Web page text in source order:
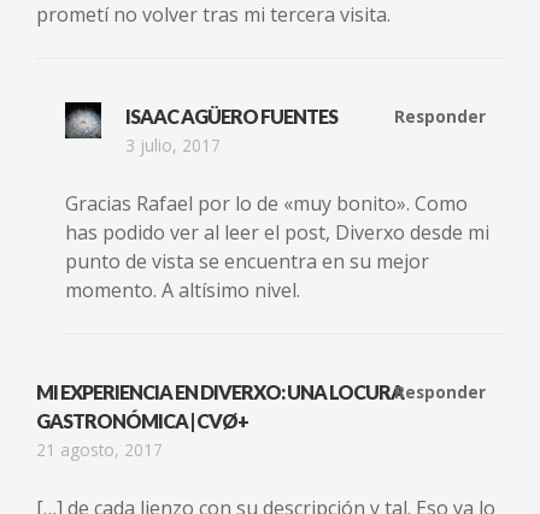
prometí no volver tras mi tercera visita.
ISAAC AGÜERO FUENTES
3 julio, 2017
Responder
Gracias Rafael por lo de «muy bonito». Como
has podido ver al leer el post, Diverxo desde mi
punto de vista se encuentra en su mejor
momento. A altísimo nivel.
MI EXPERIENCIA EN DIVERXO: UNA LOCURA
GASTRONÓMICA | CVØ+
21 agosto, 2017
Responder
[…] de cada lienzo con su descripción y tal. Eso ya lo